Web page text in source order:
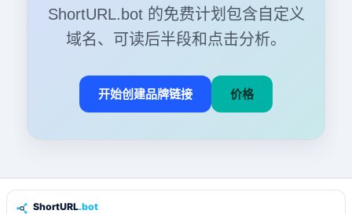
ShortURL.bot 的免费计划包含自定义
域名、可读后半段和点击分析。
开始创建品牌链接 价格